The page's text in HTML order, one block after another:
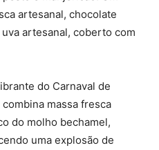
artesanal, chocolate
artesanal, coberto com
do Carnaval de
massa fresca
do molho bechamel,
uma explosão de